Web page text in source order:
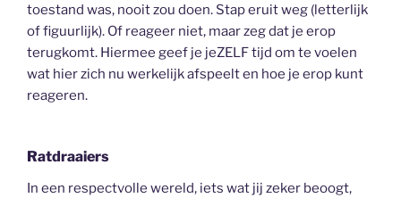
toestand was, nooit zou doen. Stap eruit weg (letterlijk
of figuurlijk). Of reageer niet, maar zeg dat je erop
terugkomt. Hiermee geef je jeZELF tijd om te voelen
wat hier zich nu werkelijk afspeelt en hoe je erop kunt
reageren.
Ratdraaiers
In een respectvolle wereld, iets wat jij zeker beoogt,